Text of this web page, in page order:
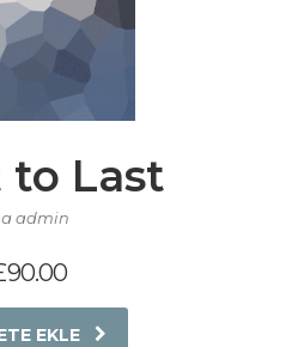
Last
admin
90.00
EKLE